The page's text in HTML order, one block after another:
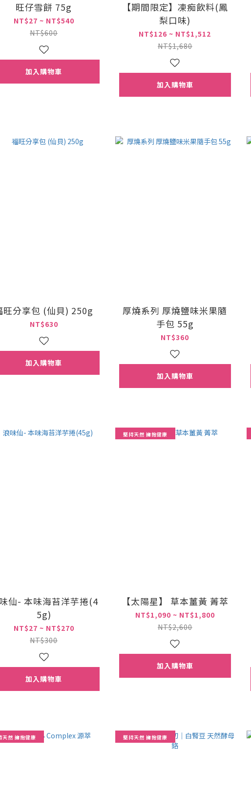
旺仔雪餅 75g
NT$27 ~ NT$540
NT$600
加入購物車
【期間限定】凍痴飲料(鳳
梨口味)
NT$126 ~ NT$1,512
NT$1,680
加入購物車
旺分享包 (仙貝) 250g
NT$630
加入購物車
厚燒系列 厚燒鹽味米果隨
手包 55g
NT$360
加入購物車
仙- 本味海苔洋芋捲(4
5g)
NT$27 ~ NT$270
NT$300
加入購物車
堅持天然 擁抱健康
【太陽星】 草本薑黃 菁萃
NT$1,090 ~ NT$1,800
NT$2,600
加入購物車
天然 擁抱健康 堅持天然 擁抱健康